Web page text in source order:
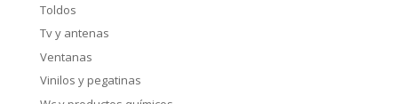
Toldos
Tv y antenas
Ventanas
Vinilos y pegatinas